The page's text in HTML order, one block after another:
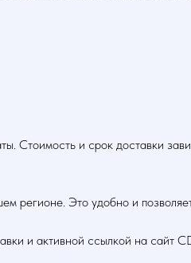
Стоимость и срок доставки
регионе. Это удобно и
и активной ссылкой на сайт